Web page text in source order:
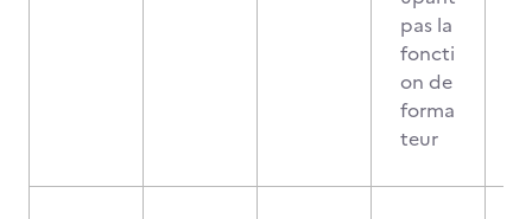
pas la
foncti
on de
forma
teur